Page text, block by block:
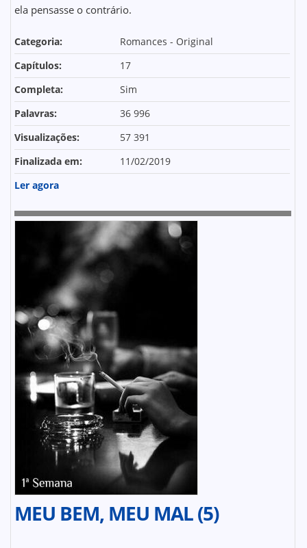
ela pensasse o contrário.
Categoria:
Romances - Original
Capítulos:
17
Completa:
Sim
Palavras:
36 996
Visualizações:
57 391
Finalizada em:
11/02/2019
Ler agora
MEU BEM, MEU MAL (5)